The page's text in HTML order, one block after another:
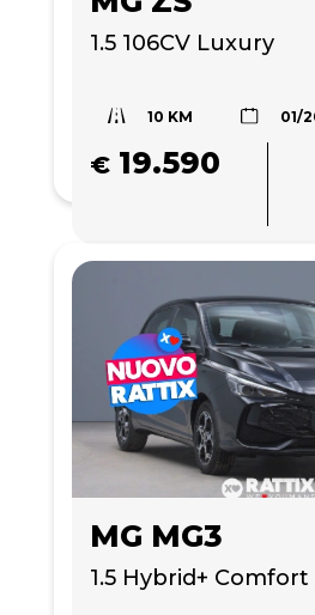
1.5 106CV Luxury
10 KM 01/
€ 19.590
MG MG3
1.5 Hybrid+